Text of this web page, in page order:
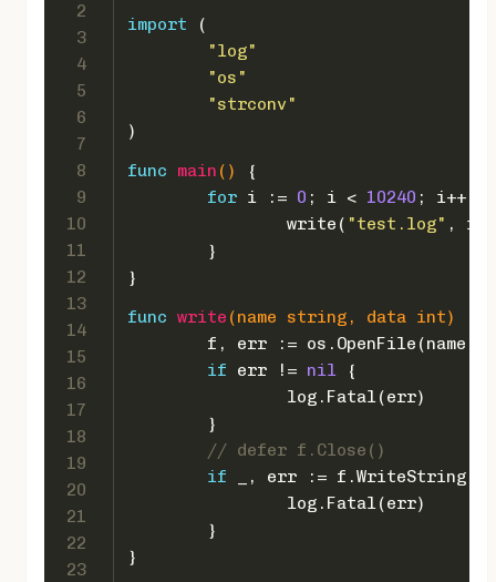
2
3
4
5
6
7
8
9
10
11
12
13
14
15
16
17
18
19
20
21
22
23
import (
"log"
"os"
"strconv"
)
func
main ()
{
for i := 0 ; i < 10240 ; i++ {
		write(
"test.log" , i)
	}
}
func write (name string , data int)
f, err := os.OpenFile(name,
if err != nil {
		log.Fatal(err)
	}
// defer f.Close()
if _, err :=
		log.Fatal(err)
	}
}